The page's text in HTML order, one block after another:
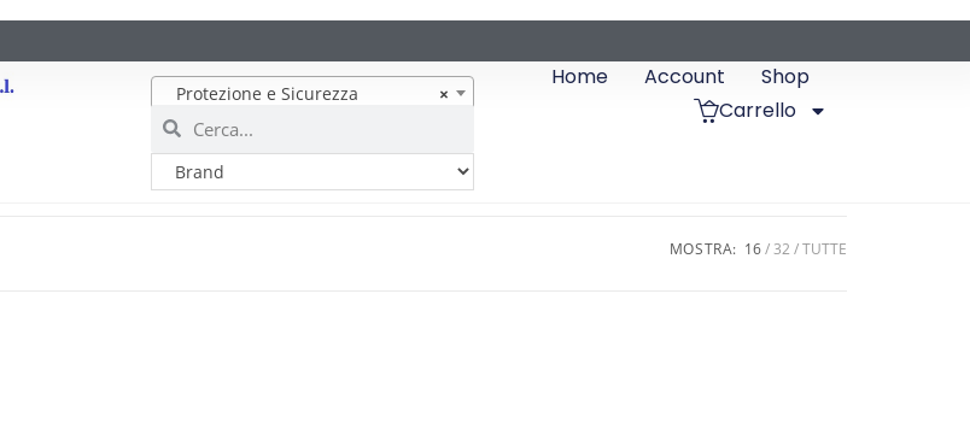
×
Protezione e Sicurezza
Home Account
Shop
Carrello
MOSTRA: 16 32 TUTTE